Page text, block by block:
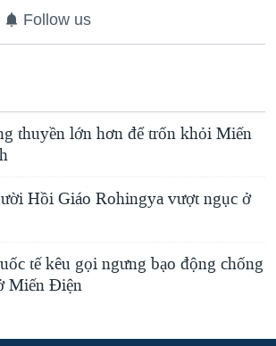
Follow us
thuyền lớn hơn để trốn khỏi Miến
Hồi Giáo Rohingya vượt ngục ở
tế kêu gọi ngưng bạo động chống
Miến Điện